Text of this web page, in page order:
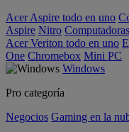
Acer Aspire todo en uno
Aspire Nitro
Acer Veriton todo en uno
One Chromebox Mini PC
Windows
Pro categoría
Negocios Gaming en la